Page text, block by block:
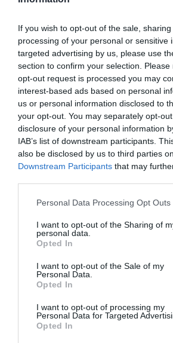
If you wish to opt-out of the sale,
processing of your personal or sensitive
targeted advertising by us, please use
section to confirm your selection.
opt-out request is processed you may
interest-based ads based on personal
us or personal information disclosed to
your opt-out. You may separately opt-
disclosure of your personal information
IAB’s list of downstream participants.
also be disclosed by us to third parties
Downstream Participants that may
Please note that this website/app uses
not limited to your visit or usage
grant or deny consent to Google and its
use your data for below specified
consent section.
Personal Data Processing Opt Outs
I want to opt-out of the Sharing of
personal data.
Opted In
I want to opt-out of the Sale of my
Personal Data.
Opted In
I want to opt-out of processing my
Personal Data for Targeted
Opted In
στο Google News
ειδήσεις
Ροή ειδήσεων
Χωρίς τις αισθήσεις του ανασύρθηκε
Μετώπη στον Σαρωνικό
Παγκόσμιο Πρωτάθλημα Κωπηλασίας:
για Χιώτη και Αλεξίου
εξαφανιστεί από την Κυψέλη ανήκει η
Δυτική Αττική: Αντιδιαβρωτικά έργα
φωτιά
Άνδρος: Το καταπράσινο διαμάντι